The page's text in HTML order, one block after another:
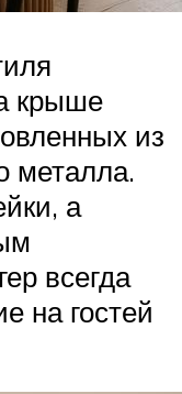
крыше
из
металла.
а
всегда
на гостей